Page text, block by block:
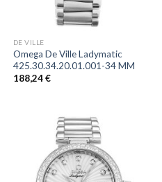
DE VILLE
Omega De Ville Ladymatic
425.30.34.20.01.001-34 MM
188,24€